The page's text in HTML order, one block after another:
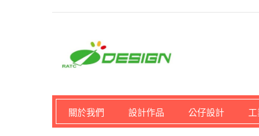
馬路科技創意設計-3D
關於我們 設計作品 公仔設計